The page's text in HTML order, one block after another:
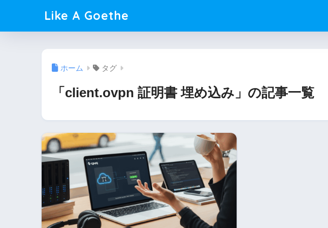
Like A Goethe
ホーム タグ
「client.ovpn 証明書 埋め込み」の記事一覧